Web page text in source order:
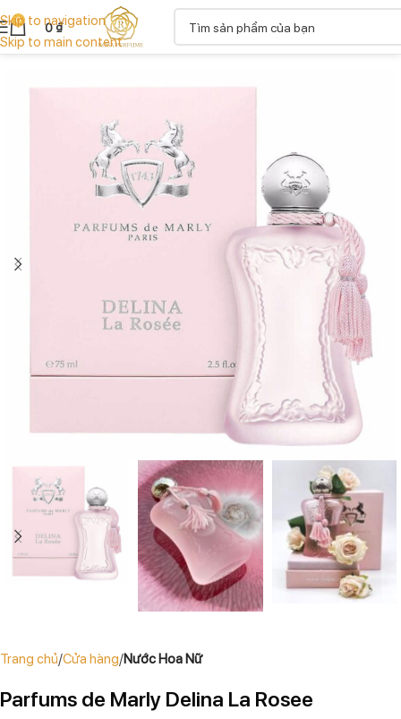
Skip to navigation
Skip to main content
0 0₫
Trang chủ Cửa hàng Nước Hoa Nữ
Parfums de Marly Delina La Rosee